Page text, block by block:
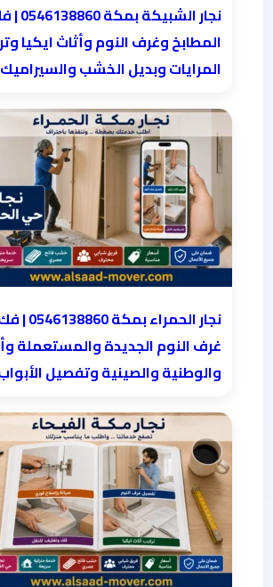
نجار
المطابخ وغرف النوم وأثاث ايكيا
المرايات وبديل الخشب والسيراميك
نجار
غرف النوم الجديدة والمستعملة
والوطنية والصينية وتفصيل